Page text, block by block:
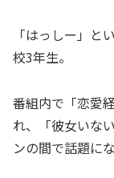
「はっしー」と
校3年生。
番組内で「恋愛
れ、「彼女いな
ンの間で話題に